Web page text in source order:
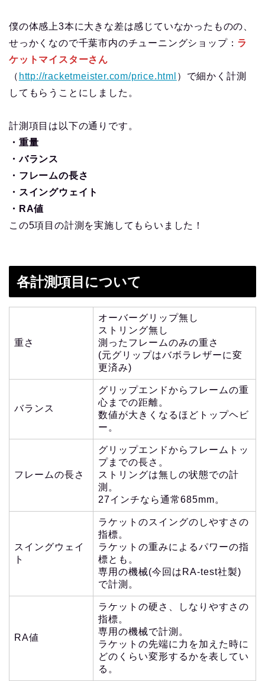
僕の体感上3本に大きな差は感じていなかったものの、
せっかくなので千葉市内のチューニングショップ： ラ
ケットマイスターさん
（ http://racketmeister.com/price.html ）で細かく計測
してもらうことにしました。
計測項目は以下の通りです。
・重量
・バランス
・フレームの長さ
・スイングウェイト
・RA値
この5項目の計測を実施してもらいました！
各計測項目について
重さ
オーバーグリップ無し
ストリング無し
測ったフレームのみの重さ
(元グリップはバボラレザーに変
更済み)
バランス
グリップエンドからフレームの重
心までの距離。
数値が大きくなるほどトップヘビ
ー。
フレームの長さ
グリップエンドからフレームトッ
プまでの長さ。
ストリングは無しの状態での計
測。
27インチなら通常685mm。
スイングウェイ
ト
ラケットのスイングのしやすさの
指標。
ラケットの重みによるパワーの指
標とも。
専用の機械(今回はRA-test社製)
で計測。
RA値
ラケットの硬さ、しなりやすさの
指標。
専用の機械で計測。
ラケットの先端に力を加えた時に
どのくらい変形するかを表してい
る。